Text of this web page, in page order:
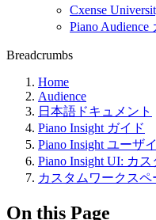
Cxense
Piano Audience
Breadcrumbs
Home
Audience
日本語ドキュメント
Piano Insight ガイド
Piano Insight ユーザ
Piano Insight UI: カ
カスタムワークスペ
On this Page